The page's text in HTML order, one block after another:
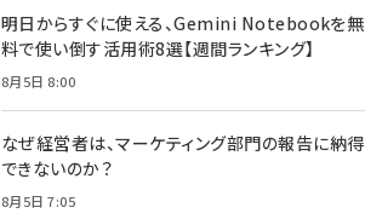
meo (1274)
明日からすぐに使える、Gemini Notebookを無
料で使い倒す活用術8選【週間ランキング】
8月5日 8:00
なぜ経営者は、マーケティング部門の報告に納得
できないのか？
8月5日 7:05